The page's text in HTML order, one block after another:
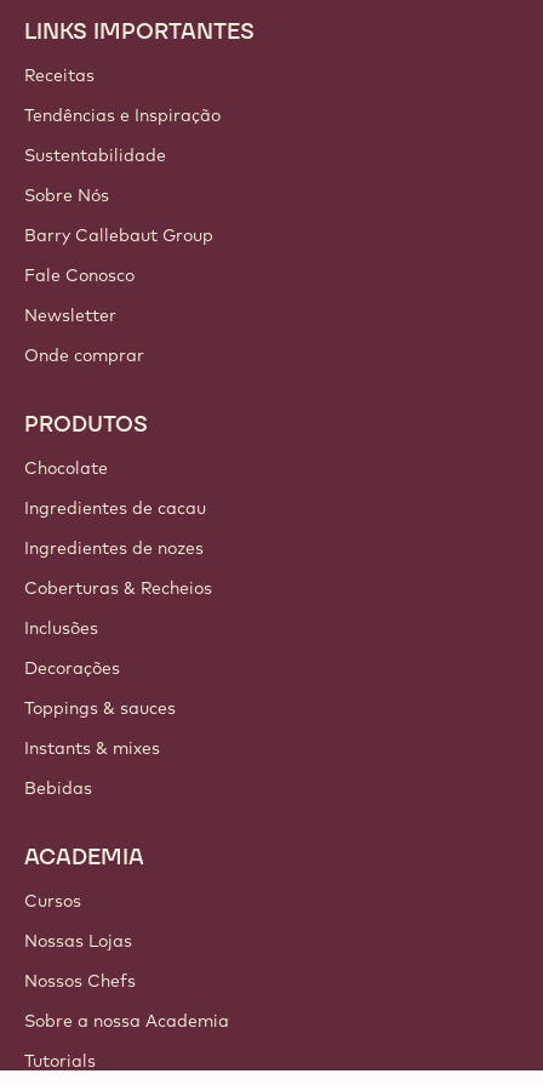
Footer
Callebaut
LINKS IMPORTANTES
Receitas
Tendências e Inspiração
Sustentabilidade
Sobre Nós
Barry Callebaut Group
Fale Conosco
Newsletter
Onde comprar
PRODUTOS
Chocolate
Ingredientes de cacau
Ingredientes de nozes
Coberturas & Recheios
Inclusões
Decorações
Toppings & sauces
Instants & mixes
Bebidas
ACADEMIA
Cursos
Nossas Lojas
Nossos Chefs
Sobre a nossa Academia
Tutorials